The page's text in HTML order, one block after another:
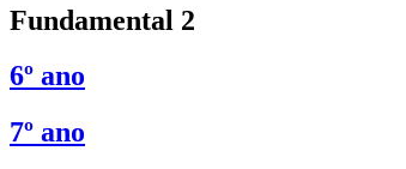
Fundamental 2
6º ano
7º ano